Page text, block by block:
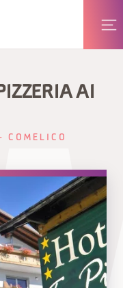
AI
COMELICO